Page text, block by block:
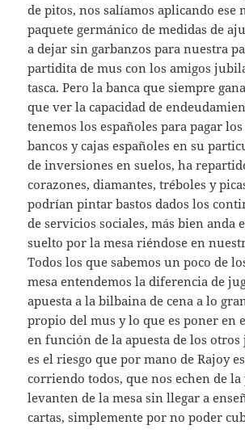
de pitos, nos salíamos aplicando ese
paquete germánico de medidas de
a dejar sin garbanzos para nuestra
partidita de mus con los amigos
tasca. Pero la banca que siempre
que ver la capacidad de
tenemos los españoles para pagar
bancos y cajas españoles en su
de inversiones en suelos, ha
corazones, diamantes, tréboles y
podrían pintar bastos dados los
de servicios sociales, más bien anda
suelto por la mesa riéndose en
Todos los que sabemos un poco de
mesa entendemos la diferencia de
apuesta a la bilbaina de cena a lo
propio del mus y lo que es poner en
en función de la apuesta de los otros
es el riesgo que por mano de Rajoy
corriendo todos, que nos echen de
levanten de la mesa sin llegar a
cartas, simplemente por no poder